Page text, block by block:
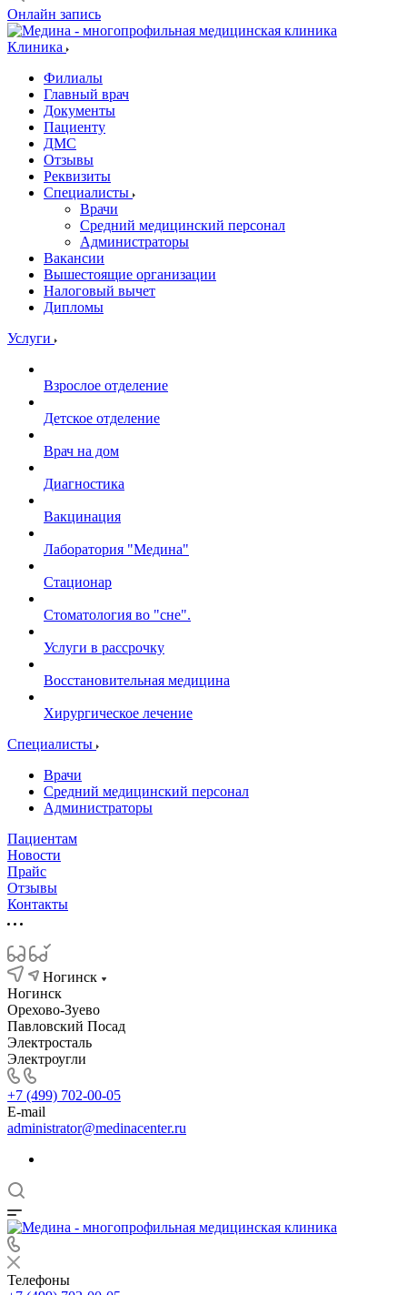
Онлайн запись
Клиника
Филиалы
Главный врач
Документы
Пациенту
ДМС
Отзывы
Реквизиты
Специалисты
Врачи
Средний медицинский персонал
Администраторы
Вакансии
Вышестоящие организации
Налоговый вычет
Дипломы
Услуги
Взрослое отделение
Детское отделение
Врач на дом
Диагностика
Вакцинация
Лаборатория "Медина"
Стационар
Стоматология во "сне".
Услуги в рассрочку
Восстановительная медицина
Хирургическое лечение
Специалисты
Врачи
Средний медицинский персонал
Администраторы
Пациентам
Новости
Прайс
Отзывы
Контакты
Ногинск
Ногинск
Орехово-Зуево
Павловский Посад
Электросталь
Электроугли
+7 (499) 702-00-05
E-mail
administrator@medinacenter.ru
Телефоны